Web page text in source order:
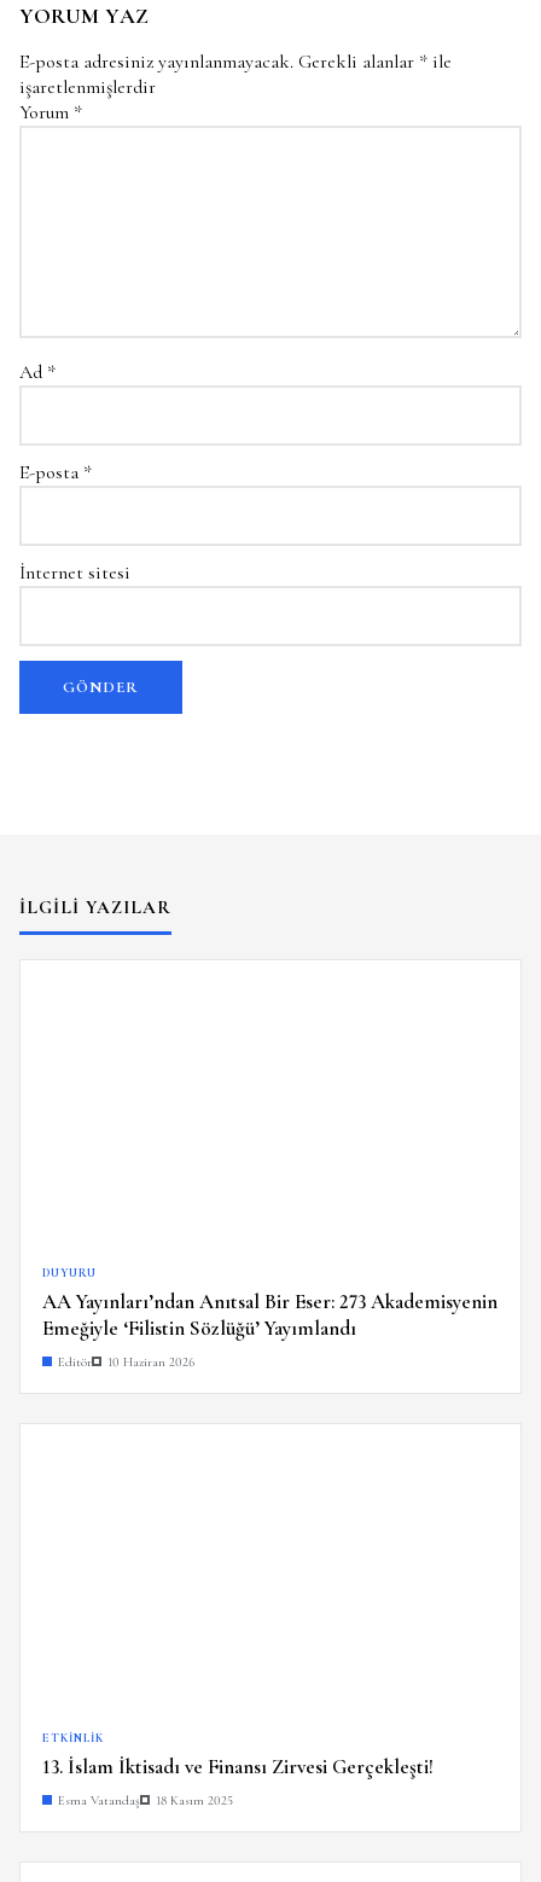
YORUM YAZ
E-posta adresiniz yayınlanmayacak. Gerekli alanlar * ile
işaretlenmişlerdir
Yorum *
Ad *
E-posta *
İnternet sitesi
İLGILI YAZILAR
DUYURU
AA Yayınları’ndan Anıtsal Bir Eser: 273 Akademisyenin
Emeğiyle ‘Filistin Sözlüğü’ Yayımlandı
Editör 10 Haziran 2026
ETKINLIK
13. İslam İktisadı ve Finansı Zirvesi Gerçekleşti!
Esma Vatandaş 18 Kasım 2025